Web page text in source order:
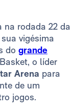
na rodada 22 da
vigésima
do grande
o líder
Arena para
de um
jogos.